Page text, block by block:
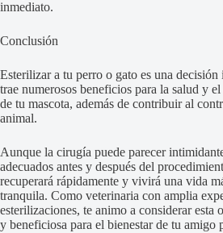
inmediato.
Conclusión
Esterilizar a tu perro o gato es una decisión
trae numerosos beneficios para la salud y
de tu mascota, además de contribuir al
animal.
Aunque la cirugía puede parecer
adecuados antes y después del
recuperará rápidamente y vivirá una vida
tranquila. Como veterinaria con amplia
esterilizaciones, te animo a considerar esta
y beneficiosa para el bienestar de tu amigo